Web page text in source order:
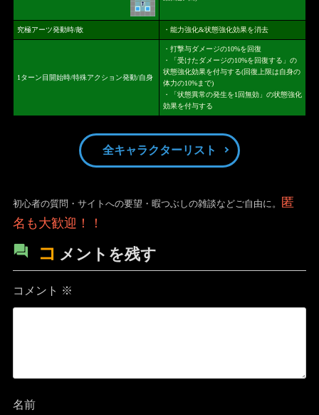
究極アーツ発動時/敵 ・能力強化&状態強化効果を消去
1ターン目開始時/特殊アクション発動/自身
・打撃与ダメージの10%を回復
・「受けたダメージの10%を回復する」の
状態強化効果を付与する(回復上限は自身の
体力の10%まで)
・「状態異常の発生を1回無効」の状態強化
効果を付与する
全キャラクターリスト
初心者の質問・サイトへの要望・暇つぶしの雑談などご自由に。
匿
名も大歓迎！！
コ メントを残す
コメント ※
名前